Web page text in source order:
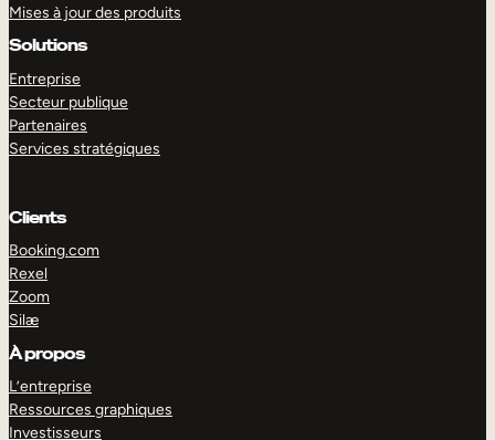
Mises à jour des produits
Solutions
Entreprise
Secteur publique
Partenaires
Services stratégiques
Clients
Booking.com
Rexel
Zoom
Silæ
À propos
L’entreprise
Ressources graphiques
Investisseurs